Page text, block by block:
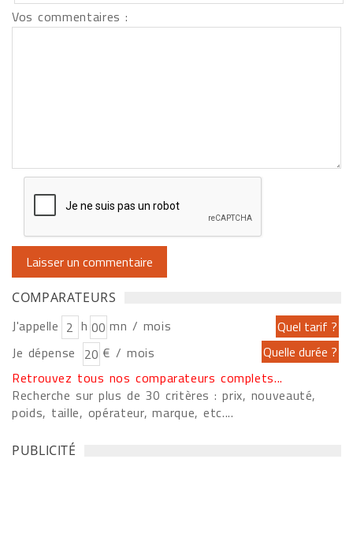
Vos commentaires :
COMPARATEURS
J'appelle h
mn / mois
Je dépense
€ / mois
Retrouvez tous nos comparateurs complets...
Recherche sur plus de 30 critères : prix, nouveauté,
poids, taille, opérateur, marque, etc....
PUBLICITÉ